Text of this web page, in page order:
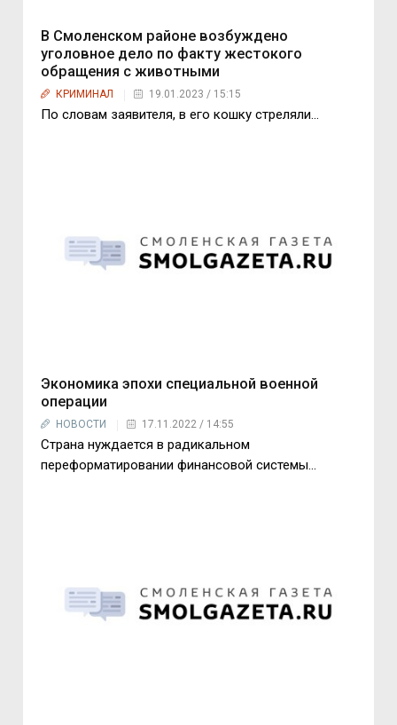
В Смоленском районе возбуждено
уголовное дело по факту жестокого
обращения с животными
КРИМИНАЛ 19.01.2023 / 15:15
По словам заявителя, в его кошку стреляли…
Экономика эпохи специальной военной
операции
НОВОСТИ 17.11.2022 / 14:55
Страна нуждается в радикальном
переформатировании финансовой системы...